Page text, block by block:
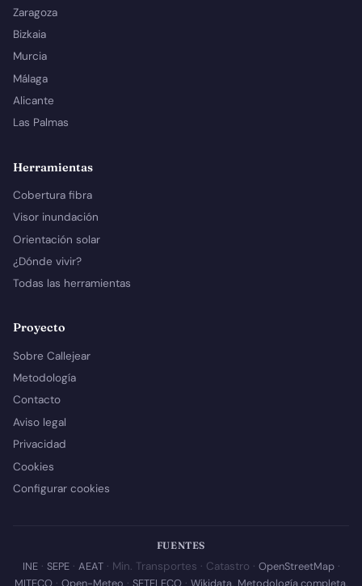
Zaragoza
Bizkaia
Murcia
Málaga
Alicante
Las Palmas
Herramientas
Cobertura fibra
Visor inundación
Orientación solar
¿Dónde vivir?
Todas las herramientas
Proyecto
Sobre Callejear
Metodología
Contacto
Aviso legal
Privacidad
Cookies
Configurar cookies
FUENTES
INE· SEPE· AEAT· Min. Transportes · Catastro · OpenStreetMap·
MITECO· Open-Meteo · SETELECO· Wikidata Metodología completa